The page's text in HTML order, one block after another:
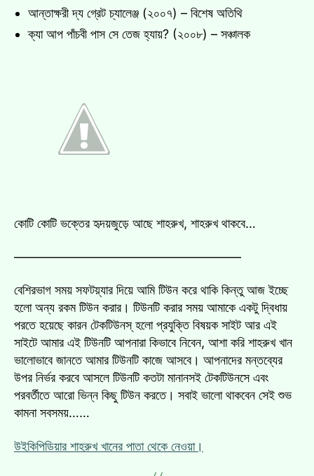
আন্তাক্ষরী দ্য গ্রেট চ্যালেঞ্জ (২০০৭) – বিশেষ অতিথি
ক্যা আপ পাঁচবী পাস সে তেজ হ্যায়? (২০০৮) – সঞ্চালক
কোটি কোটি ভক্তের হৃদয়জুড়ে আছে শাহরুখ, শাহরুখ থাকবে…
——————————————————
বেশিরভাগ সময় সফটয়্যার দিয়ে আমি টিউন করে থাকি কিন্তু আজ ইচ্ছে
হলো অন্য রকম টিউন করার। টিউনটি করার সময় আমাকে একটু দ্বিধায়
পরতে হয়েছে কারন টেকটিউনস্ হলো প্রযুক্তি বিষয়ক সাইট আর এই
সাইটে আমার এই টিউনটি আপনারা কিভাবে নিবেন, আশা করি শাহরুখ খান
ভালোভাবে জানতে আমার টিউনটি কাজে আসবে। আপনাদের মন্তব্যের
উপর নির্ভর করবে আসলে টিউনটি কতটা মানানসই টেকটিউনসে এবং
পরবর্তীতে আরো ভিন্ন কিছু টিউন করতে। সবাই ভালো থাকবেন সেই শুভ
কামনা সবসময়……
উইকিপিডিয়ার শাহরুখ খানের পাতা থেকে নেওয়া।